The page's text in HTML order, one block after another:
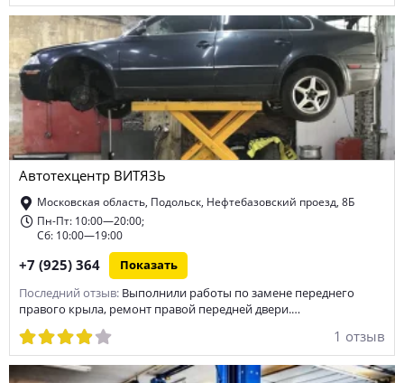
Автотехцентр ВИТЯЗЬ
Московская область, Подольск, Нефтебазовский проезд, 8Б
Пн-Пт: 10:00—20:00;
Сб: 10:00—19:00
+7 (925) 364 Показать
Последний отзыв: Выполнили работы по замене переднего
правого крыла, ремонт правой передней двери.…
1 отзыв